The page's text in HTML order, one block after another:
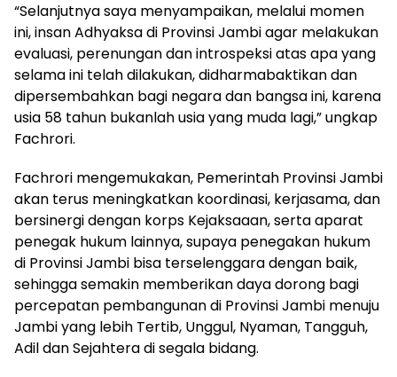
“Selanjutnya saya menyampaikan, melalui momen
ini, insan Adhyaksa di Provinsi Jambi agar melakukan
evaluasi, perenungan dan introspeksi atas apa yang
selama ini telah dilakukan, didharmabaktikan dan
dipersembahkan bagi negara dan bangsa ini, karena
usia 58 tahun bukanlah usia yang muda lagi,” ungkap
Fachrori.
Fachrori mengemukakan, Pemerintah Provinsi Jambi
akan terus meningkatkan koordinasi, kerjasama, dan
bersinergi dengan korps Kejaksaaan, serta aparat
penegak hukum lainnya, supaya penegakan hukum
di Provinsi Jambi bisa terselenggara dengan baik,
sehingga semakin memberikan daya dorong bagi
percepatan pembangunan di Provinsi Jambi menuju
Jambi yang lebih Tertib, Unggul, Nyaman, Tangguh,
Adil dan Sejahtera di segala bidang.